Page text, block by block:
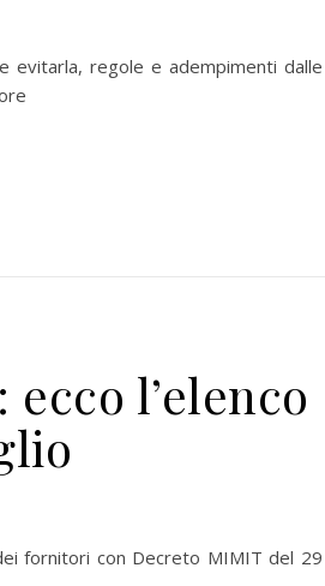
evitarla, regole e adempimenti dalle
l’elenco
fornitori con Decreto MIMIT del 29